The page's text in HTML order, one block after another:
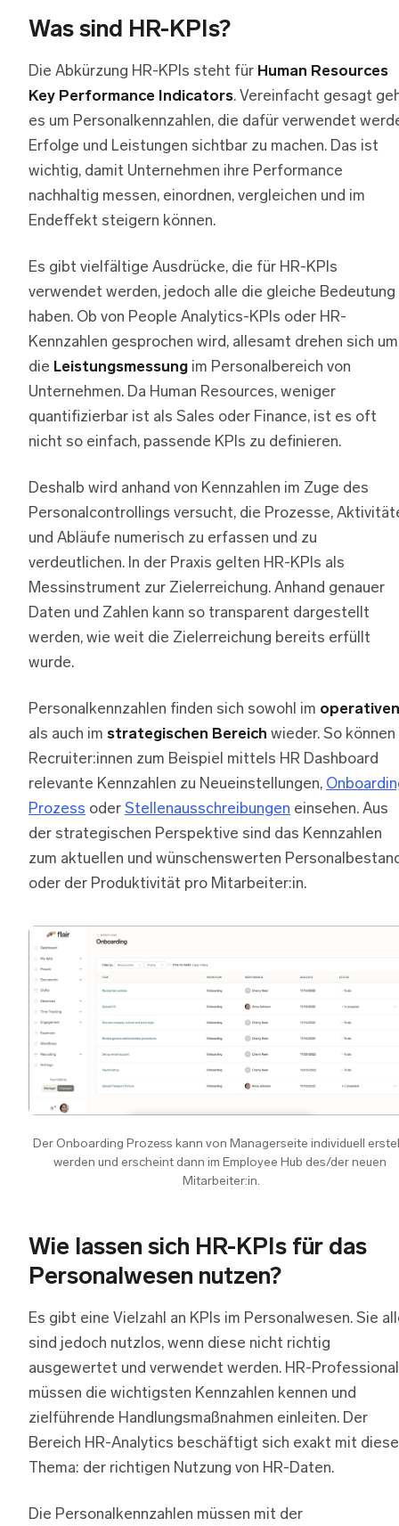
Was sind HR-KPIs?
Die Abkürzung HR-KPIs steht für Human Resources
Key Performance Indicators. Vereinfacht gesagt
es um Personalkennzahlen, die dafür verwendet
Erfolge und Leistungen sichtbar zu machen. Das ist
wichtig, damit Unternehmen ihre Performance
nachhaltig messen, einordnen, vergleichen und im
Endeffekt steigern können.
Es gibt vielfältige Ausdrücke, die für HR-KPIs
verwendet werden, jedoch alle die gleiche Bedeutung
haben. Ob von People Analytics-KPIs oder HR-
Kennzahlen gesprochen wird, allesamt drehen sich um
die Leistungsmessung im Personalbereich von
Unternehmen. Da Human Resources, weniger
quantifizierbar ist als Sales oder Finance, ist es oft
nicht so einfach, passende KPIs zu definieren.
Deshalb wird anhand von Kennzahlen im Zuge des
Personalcontrollings versucht, die Prozesse,
und Abläufe numerisch zu erfassen und zu
verdeutlichen. In der Praxis gelten HR-KPIs als
Messinstrument zur Zielerreichung. Anhand genauer
Daten und Zahlen kann so transparent dargestellt
werden, wie weit die Zielerreichung bereits erfüllt
wurde.
Personalkennzahlen finden sich sowohl im operativen
als auch im strategischen Bereich wieder. So können
Recruiter:innen zum Beispiel mittels HR Dashboard
relevante Kennzahlen zu Neueinstellungen,
Prozess oder Stellenausschreibungen einsehen. Aus
der strategischen Perspektive sind das Kennzahlen
zum aktuellen und wünschenswerten
oder der Produktivität pro Mitarbeiter:in.
Der Onboarding Prozess kann von Managerseite individuell
werden und erscheint dann im Employee Hub des/der neuen
Mitarbeiter:in.
Wie lassen sich HR-KPIs für das
Personalwesen nutzen?
Es gibt eine Vielzahl an KPIs im Personalwesen. Sie
sind jedoch nutzlos, wenn diese nicht richtig
ausgewertet und verwendet werden. HR-
müssen die wichtigsten Kennzahlen kennen und
zielführende Handlungsmaßnahmen einleiten. Der
Bereich HR-Analytics beschäftigt sich exakt mit
Thema: der richtigen Nutzung von HR-Daten.
Die Personalkennzahlen müssen mit der